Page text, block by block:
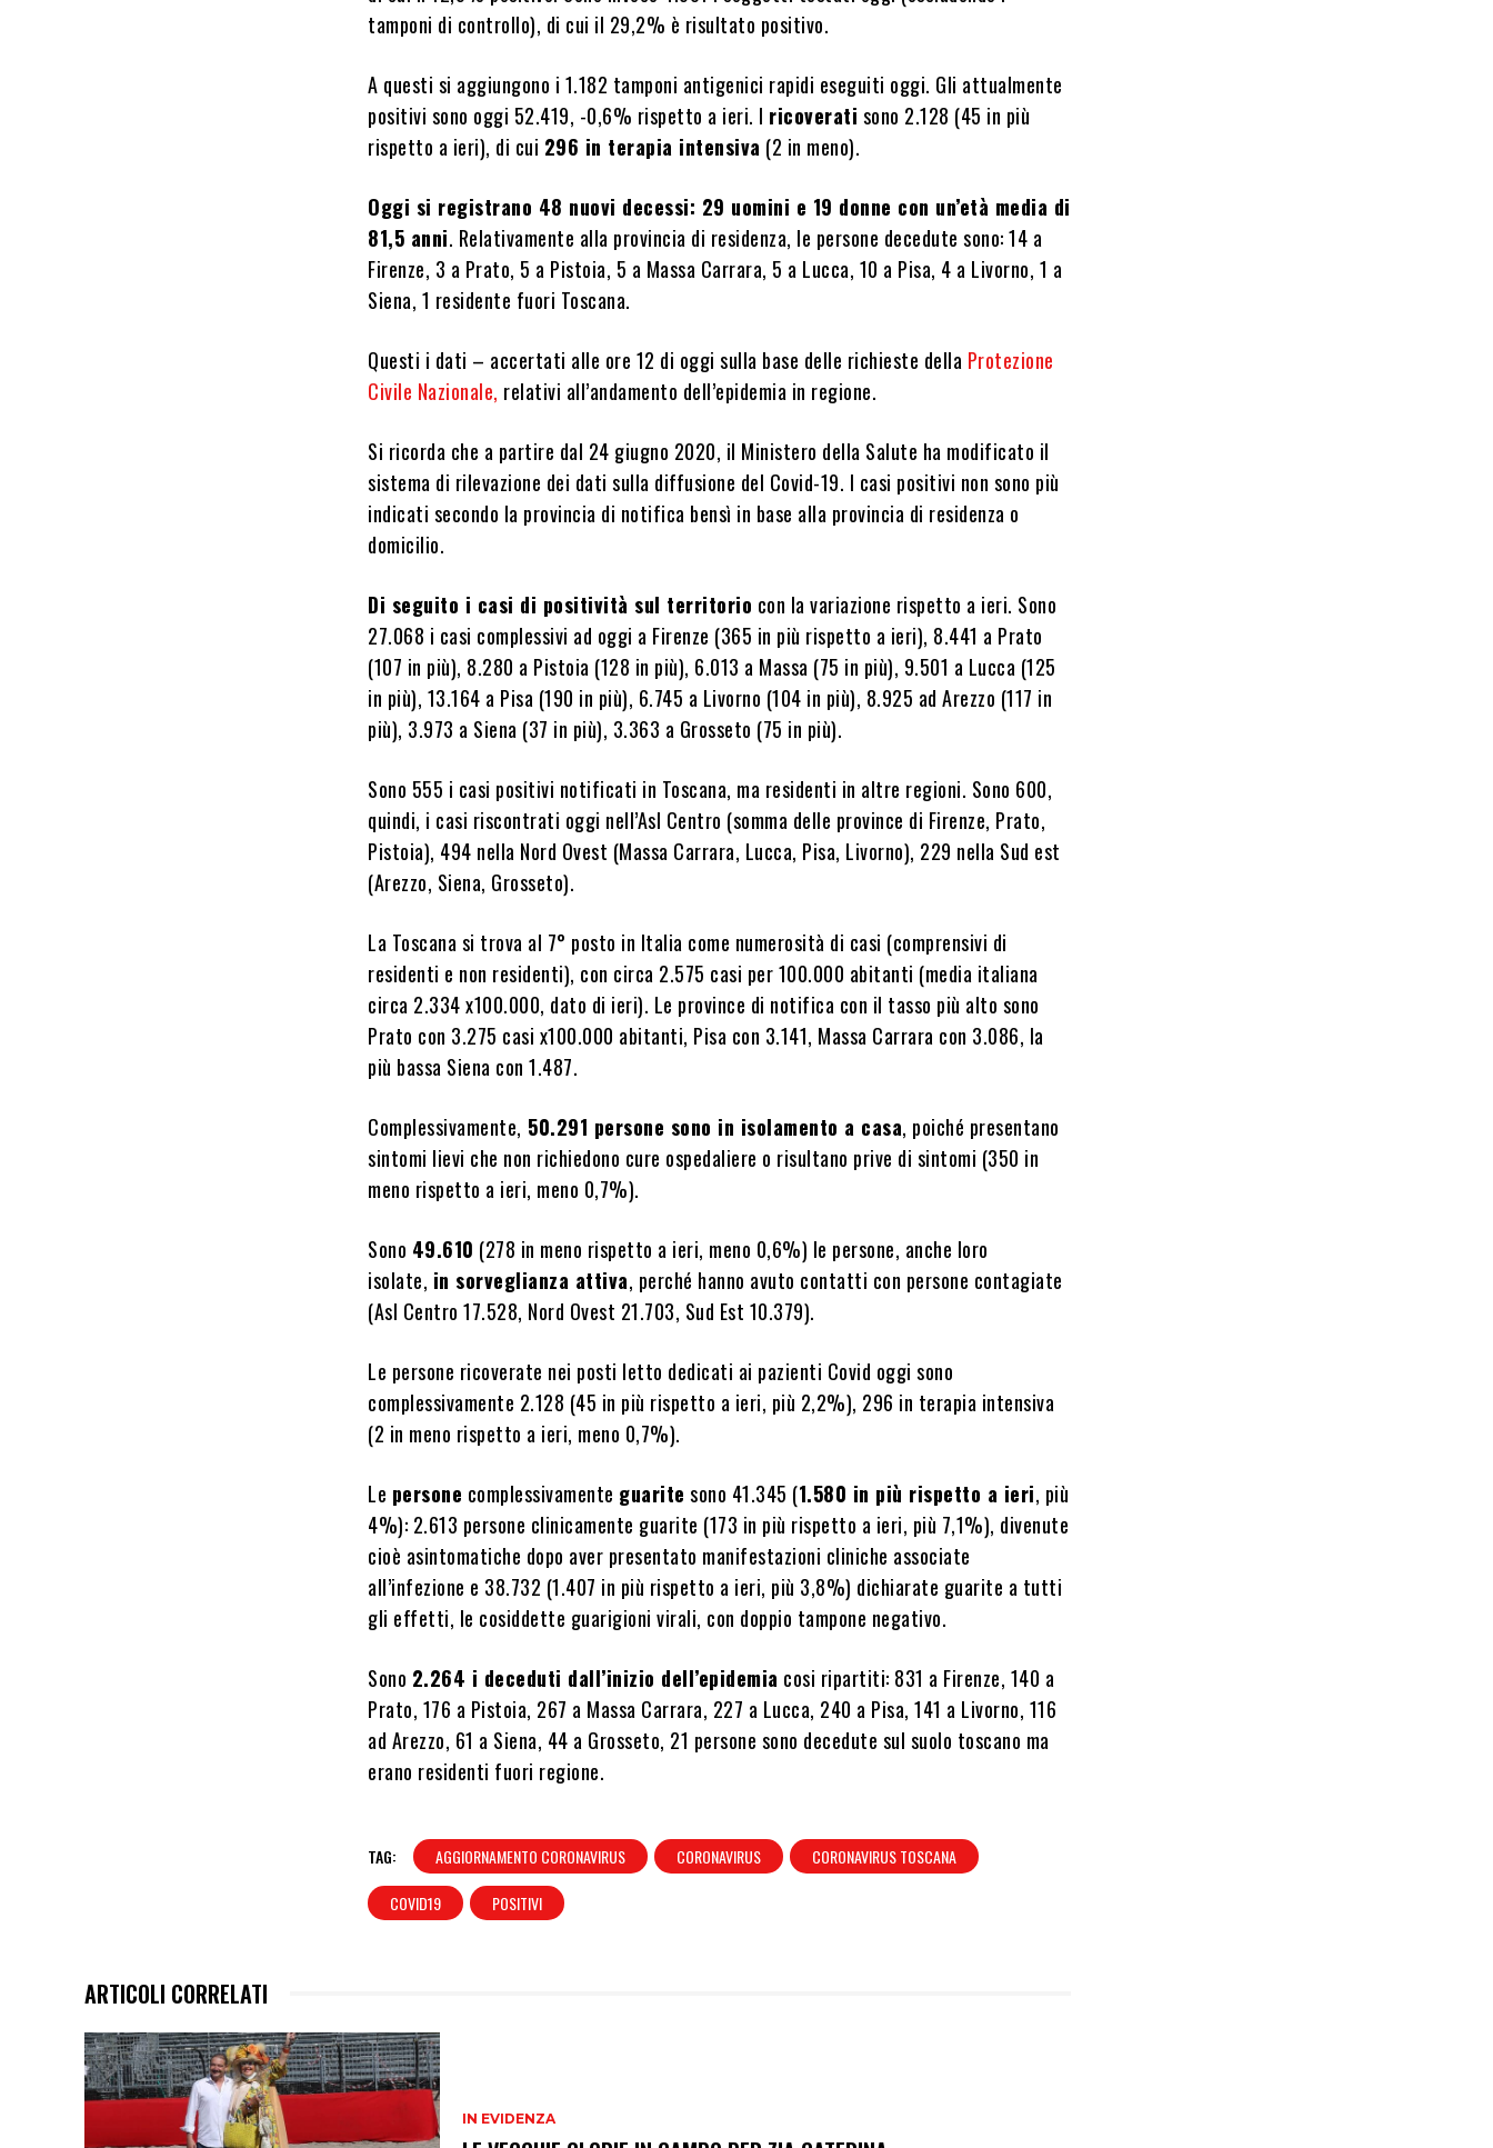
tamponi di controllo), di cui il 29,2% è risultato positivo.
A questi si aggiungono i 1.182 tamponi antigenici rapidi eseguiti oggi. Gli attualmente
positivi sono oggi 52.419, -0,6% rispetto a ieri. I ricoverati sono 2.128 (45 in più
rispetto a ieri), di cui 296 in terapia intensiva (2 in meno).
Oggi si registrano 48 nuovi decessi: 29 uomini e 19 donne con un’età media di
81,5 anni. Relativamente alla provincia di residenza, le persone decedute sono: 14 a
Firenze, 3 a Prato, 5 a Pistoia, 5 a Massa Carrara, 5 a Lucca, 10 a Pisa, 4 a Livorno, 1 a
Siena, 1 residente fuori Toscana.
Questi i dati – accertati alle ore 12 di oggi sulla base delle richieste della Protezione
Civile Nazionale, relativi all’andamento dell’epidemia in regione.
Si ricorda che a partire dal 24 giugno 2020, il Ministero della Salute ha modificato il
sistema di rilevazione dei dati sulla diffusione del Covid-19. I casi positivi non sono più
indicati secondo la provincia di notifica bensì in base alla provincia di residenza o
domicilio.
Di seguito i casi di positività sul territorio con la variazione rispetto a ieri. Sono
27.068 i casi complessivi ad oggi a Firenze (365 in più rispetto a ieri), 8.441 a Prato
(107 in più), 8.280 a Pistoia (128 in più), 6.013 a Massa (75 in più), 9.501 a Lucca (125
in più), 13.164 a Pisa (190 in più), 6.745 a Livorno (104 in più), 8.925 ad Arezzo (117 in
più), 3.973 a Siena (37 in più), 3.363 a Grosseto (75 in più).
Sono 555 i casi positivi notificati in Toscana, ma residenti in altre regioni. Sono 600,
quindi, i casi riscontrati oggi nell’Asl Centro (somma delle province di Firenze, Prato,
Pistoia), 494 nella Nord Ovest (Massa Carrara, Lucca, Pisa, Livorno), 229 nella Sud est
(Arezzo, Siena, Grosseto).
La Toscana si trova al 7° posto in Italia come numerosità di casi (comprensivi di
residenti e non residenti), con circa 2.575 casi per 100.000 abitanti (media italiana
circa 2.334 x100.000, dato di ieri). Le province di notifica con il tasso più alto sono
Prato con 3.275 casi x100.000 abitanti, Pisa con 3.141, Massa Carrara con 3.086, la
più bassa Siena con 1.487.
Complessivamente, 50.291 persone sono in isolamento a casa, poiché presentano
sintomi lievi che non richiedono cure ospedaliere o risultano prive di sintomi (350 in
meno rispetto a ieri, meno 0,7%).
Sono 49.610 (278 in meno rispetto a ieri, meno 0,6%) le persone, anche loro
isolate, in sorveglianza attiva, perché hanno avuto contatti con persone contagiate
(Asl Centro 17.528, Nord Ovest 21.703, Sud Est 10.379).
Le persone ricoverate nei posti letto dedicati ai pazienti Covid oggi sono
complessivamente 2.128 (45 in più rispetto a ieri, più 2,2%), 296 in terapia intensiva
(2 in meno rispetto a ieri, meno 0,7%).
Le persone complessivamente guarite sono 41.345 (1.580 in più rispetto a ieri, più
4%): 2.613 persone clinicamente guarite (173 in più rispetto a ieri, più 7,1%), divenute
cioè asintomatiche dopo aver presentato manifestazioni cliniche associate
all’infezione e 38.732 (1.407 in più rispetto a ieri, più 3,8%) dichiarate guarite a tutti
gli effetti, le cosiddette guarigioni virali, con doppio tampone negativo.
Sono 2.264 i deceduti dall’inizio dell’epidemia cosi ripartiti: 831 a Firenze, 140 a
Prato, 176 a Pistoia, 267 a Massa Carrara, 227 a Lucca, 240 a Pisa, 141 a Livorno, 116
ad Arezzo, 61 a Siena, 44 a Grosseto, 21 persone sono decedute sul suolo toscano ma
erano residenti fuori regione.
TAG: AGGIORNAMENTO CORONAVIRUS CORONAVIRUS
CORONAVIRUS TOSCANA
COVID19
POSITIVI
ARTICOLI CORRELATI
IN EVIDENZA